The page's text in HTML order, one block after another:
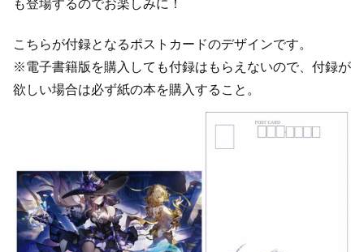
も登場するのでお楽しみに！
こちらが付録となるポストカードのデザインです。
※電子書籍版を購入しても付録はもらえないので、付録が
欲しい場合は必ず紙の本を購入すること。